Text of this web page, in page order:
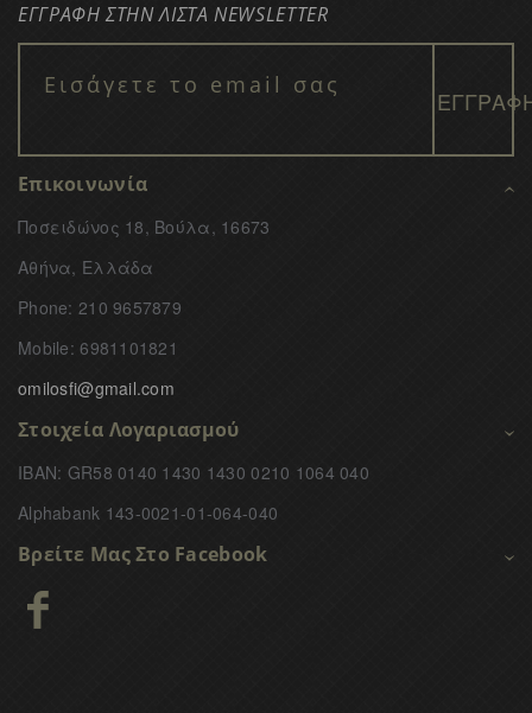
ΕΓΓΡΑΦΗ ΣΤΗΝ ΛΙΣΤΑ NEWSLETTER
Επικοινωνία
Ποσειδώνος 18, Βούλα, 16673
Αθήνα, Ελλάδα
Phone: 210 9657879
Mobile: 6981101821
omilosfi@gmail.com
Στοιχεία Λογαριασμού
IBAN: GR58 0140 1430 1430 0210 1064 040
Alphabank 143-0021-01-064-040
Βρείτε Μας Στο Facebook